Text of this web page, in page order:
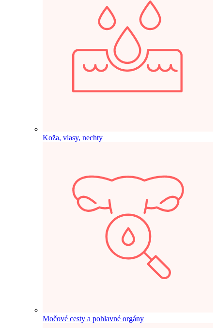
Koža, vlasy, nechty
Močové cesty a pohlavné orgány